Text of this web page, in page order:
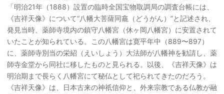
「明治21年（1888）設置の臨時全国宝物取調局の調査台帳には、
《吉祥天像》について“八幡大菩薩同龕（どうがん）”と記述され、
発見当時、薬師寺境内の鎮守八幡宮（休ヶ岡八幡宮）に安置されて
いたことが知られている。この八幡宮は寛平年中（889〜897）
に、薬師寺別当の栄紹（えいしょう）大法師が八幡神を勧請し、薬
師寺金堂から同社に移したものと見られる。以後、《吉祥天像》は
明治期まで長らく八幡宮にて秘仏として祀られてきたのだろう。
《吉祥天像》は、日本古来の神祇信仰と、外来宗教である仏教が融